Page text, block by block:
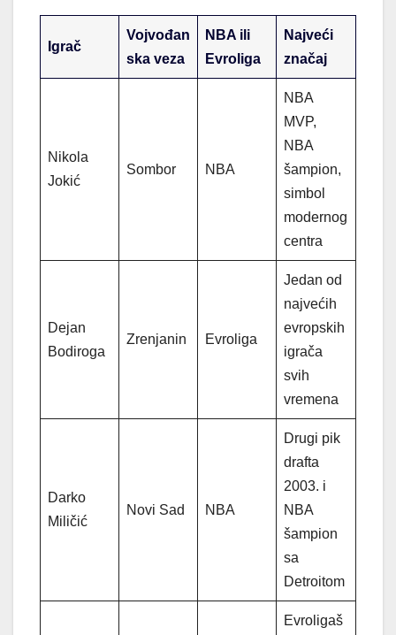
Igrač
Vojvođan
ska veza
NBA ili
Evroliga
Najveći
značaj
Nikola
Jokić
Sombor NBA
NBA
MVP,
NBA
šampion,
simbol
modernog
centra
Dejan
Bodiroga
Zrenjanin Evroliga
Jedan od
najvećih
evropskih
igrača
svih
vremena
Darko
Miličić
Novi Sad NBA
Drugi pik
drafta
2003. i
NBA
šampion
sa
Detroitom
Evroligaš